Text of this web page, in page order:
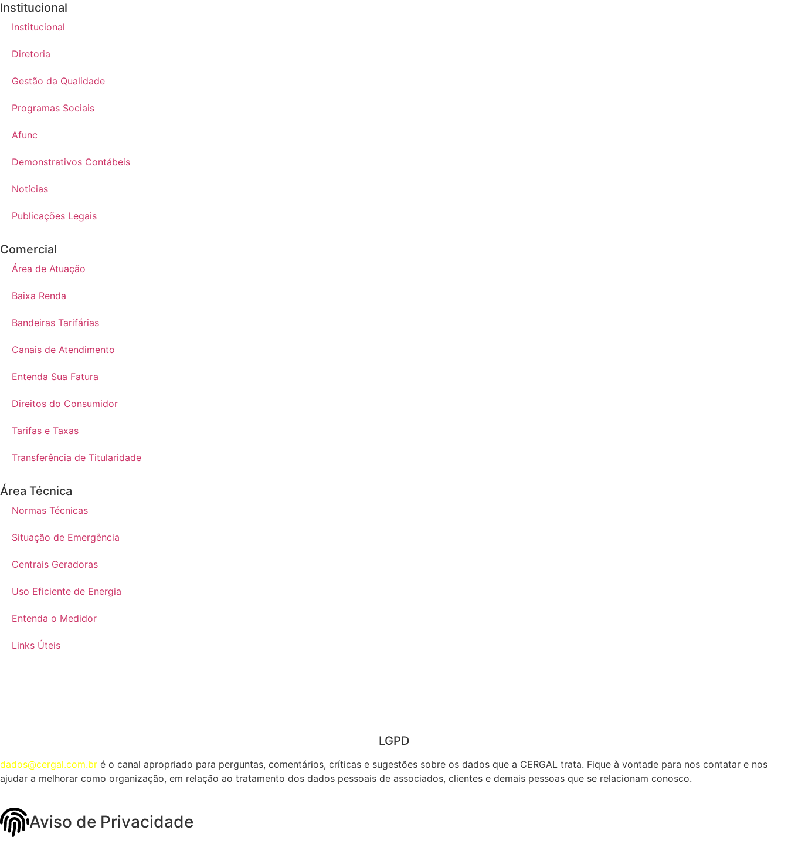
Institucional
Institucional
Diretoria
Gestão da Qualidade
Programas Sociais
Afunc
Demonstrativos Contábeis
Notícias
Publicações Legais
Comercial
Área de Atuação
Baixa Renda
Bandeiras Tarifárias
Canais de Atendimento
Entenda Sua Fatura
Direitos do Consumidor
Tarifas e Taxas
Transferência de Titularidade
Área Técnica
Normas Técnicas
Situação de Emergência
Centrais Geradoras
Uso Eficiente de Energia
Entenda o Medidor
Links Úteis
LGPD
dados@cergal.com.br é o canal apropriado para perguntas, comentários, críticas e sugestões sobre os dados que a CERGAL trata. Fique à vontade para nos contatar e nos
ajudar a melhorar como organização, em relação ao tratamento dos dados pessoais de associados, clientes e demais pessoas que se relacionam conosco.
Aviso de Privacidade